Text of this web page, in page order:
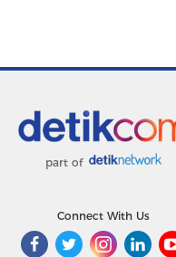
part of
Connect With Us